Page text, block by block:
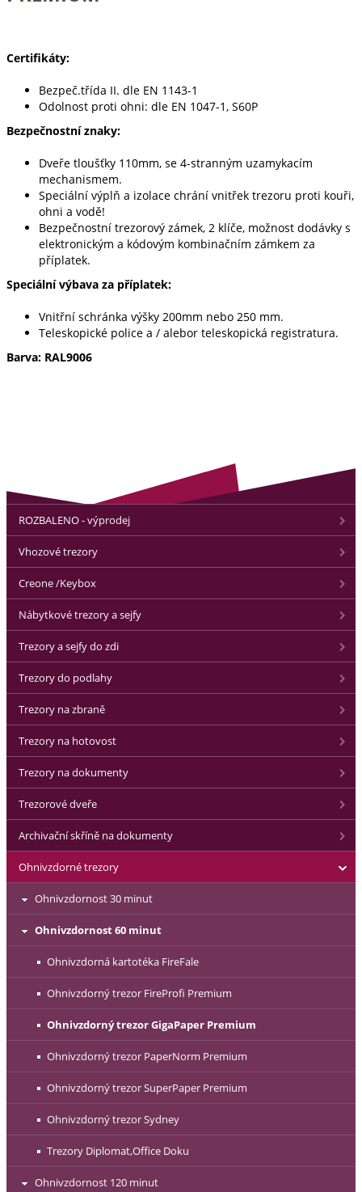
Certifikáty:
Bezpeč.třída II. dle EN 1143-1
Odolnost proti ohni: dle EN 1047-1, S60P
Bezpečnostní znaky:
Dveře tloušťky 110mm, se 4-stranným uzamykacím
mechanismem.
Speciální výplň a izolace chrání vnitřek trezoru proti kouři,
ohni a vodě!
Bezpečnostní trezorový zámek, 2 klíče, možnost dodávky s
elektronickým a kódovým kombinačním zámkem za
příplatek.
Speciální výbava za příplatek:
Vnitřní schránka výšky 200mm nebo 250 mm.
Teleskopické police a / alebor teleskopická registratura.
Barva: RAL9006
ROZBALENO - výprodej
Vhozové trezory
Creone /Keybox
Nábytkové trezory a sejfy
Trezory a sejfy do zdi
Trezory do podlahy
Trezory na zbraně
Trezory na hotovost
Trezory na dokumenty
Trezorové dveře
Archivační skříně na dokumenty
Ohnivzdorné trezory
Ohnivzdornost 30 minut
Ohnivzdornost 60 minut
Ohnivzdorná kartotéka FireFale
Ohnivzdorný trezor FireProfi Premium
Ohnivzdorný trezor GigaPaper Premium
Ohnivzdorný trezor PaperNorm Premium
Ohnivzdorný trezor SuperPaper Premium
Ohnivzdorný trezor Sydney
Trezory Diplomat,Office Doku
Ohnivzdornost 120 minut